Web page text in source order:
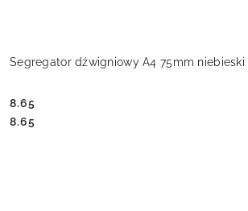
Segregator dźwigniowy A4 75mm niebieski
Cena:
8.65
Cena:
8.65